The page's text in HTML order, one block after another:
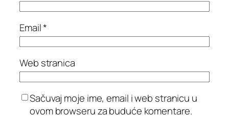
Email*
Web stranica
Sačuvaj moje ime, email i web stranicu u
ovom browseru za buduće komentare.